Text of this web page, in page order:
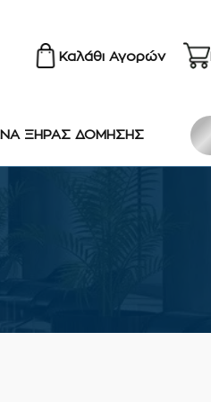
Καλάθι Αγορών
ΞΗΡΑΣ ΔΟΜΗΣΗΣ